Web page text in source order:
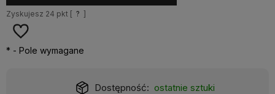
Zyskujesz 24 pkt [ ? ]
* - Pole wymagane
Dostępność: ostatnie sztuki